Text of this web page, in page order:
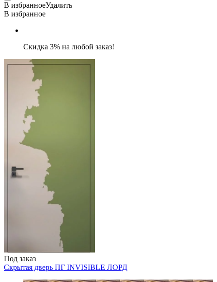
В избранноеУдалить
В избранное
Скидка 3% на любой заказ!
Под заказ
Скрытая дверь ПГ INVISIBLE ЛОРД